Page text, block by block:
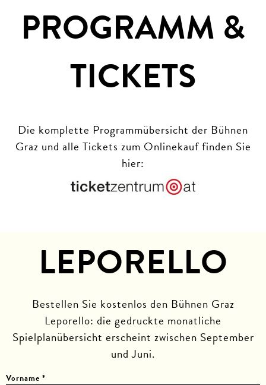
PROGRAMM &
TICKETS
Die komplette Programmübersicht der Bühnen
Graz und alle Tickets zum Onlinekauf finden Sie
hier:
LEPORELLO
Bestellen Sie kostenlos den Bühnen Graz
Leporello: die gedruckte monatliche
Spielplanübersicht erscheint zwischen September
und Juni.
Vorname *